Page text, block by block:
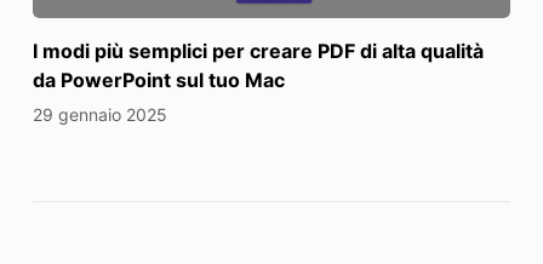
I modi più semplici per creare PDF di alta qualità
da PowerPoint sul tuo Mac
29 gennaio 2025